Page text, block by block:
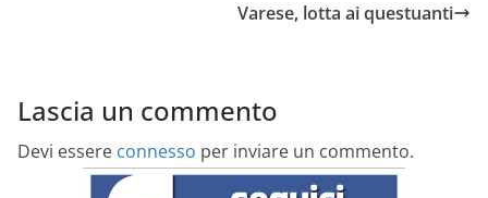
Varese, lotta ai questuanti
Lascia un commento
Devi essere connesso per inviare un commento.